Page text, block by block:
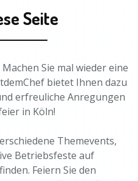
Seite
Sie mal wieder eine
bietet Ihnen dazu
erfreuliche Anregungen
in Köln!
Themevents,
Betriebsfeste auf
Feiern Sie den